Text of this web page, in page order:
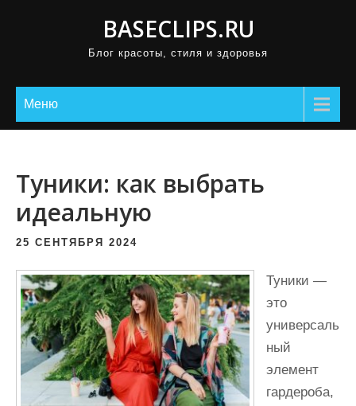
BASECLIPS.RU
Блог красоты, стиля и здоровья
Меню
Туники: как выбрать
идеальную
25 СЕНТЯБРЯ 2024
Туники —
это
универсаль
ный
элемент
гардероба,